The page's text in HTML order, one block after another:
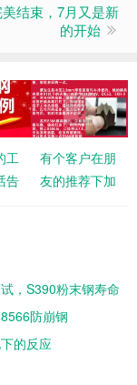
结束，7月又是新
的开始
工
告
有个客户在朋
友的推荐下加
，S390粉末钢寿命
防崩钢
的反应